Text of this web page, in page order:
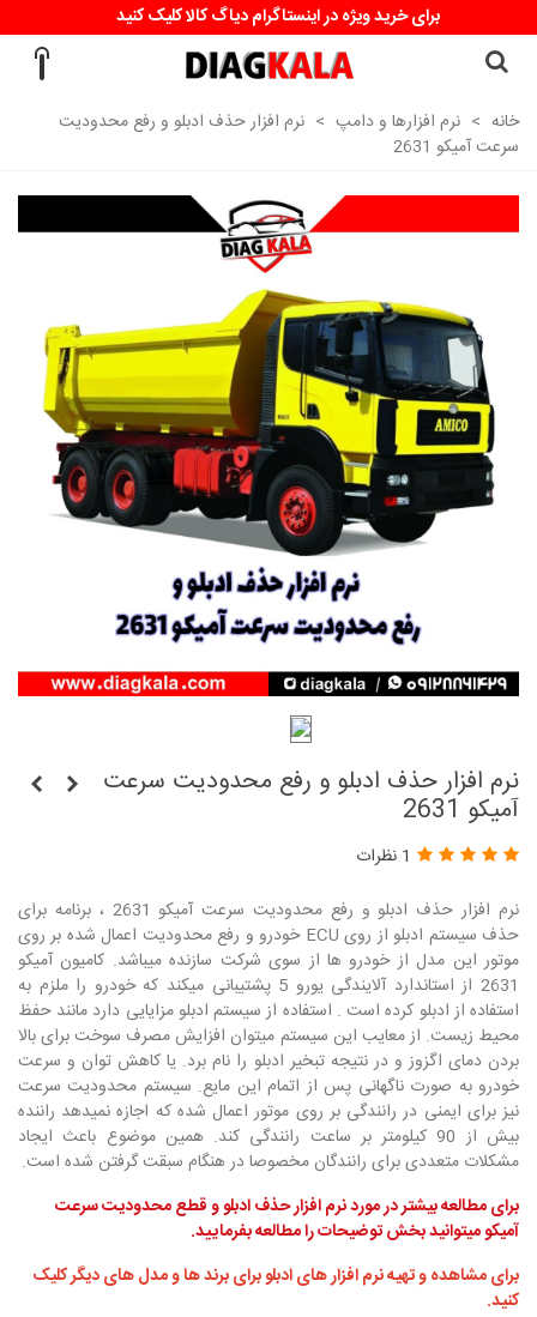
برای خرید ویژه در اینستاگرام دیاگ کالا کلیک کنید
خانه > نرم افزارها و دامپ > نرم افزار حذف ادبلو و رفع محدودیت
سرعت آمیکو 2631
نرم افزار حذف ادبلو و رفع محدودیت سرعت
آمیکو 2631
1 نظرات
نرم افزار حذف ادبلو و رفع محدودیت سرعت آمیکو 2631 ، برنامه برای
حذف سیستم ادبلو از روی ECU خودرو و رفع محدودیت اعمال شده بر روی
موتور این مدل از خودرو ها از سوی شرکت سازنده میباشد. کامیون آمیکو
2631 از استاندارد آلایندگی یورو 5 پشتیبانی میکند که خودرو را ملزم به
استفاده از ادبلو کرده است . استفاده از سیستم ادبلو مزایایی دارد مانند حفظ
محیط زیست. از معایب این سیستم میتوان افزایش مصرف سوخت برای بالا
بردن دمای اگزوز و در نتیجه تبخیر ادبلو را نام برد. یا کاهش توان و سرعت
خودرو به صورت ناگهانی پس از اتمام این مایع. سیستم محدودیت سرعت
نیز برای ایمنی در رانندگی بر روی موتور اعمال شده که اجازه نمیدهد راننده
بیش از 90 کیلومتر بر ساعت رانندگی کند. همین موضوع باعث ایجاد
مشکلات متعددی برای رانندگان مخصوصا در هنگام سبقت گرفتن شده است.
برای مطالعه بیشتر در مورد نرم افزار حذف ادبلو و قطع محدودیت سرعت
آمیکو میتوانید بخش توضیحات را مطالعه بفرمایید.
برای مشاهده و تهیه نرم افزار های ادبلو برای برند ها و مدل های دیگر کلیک
کنید.